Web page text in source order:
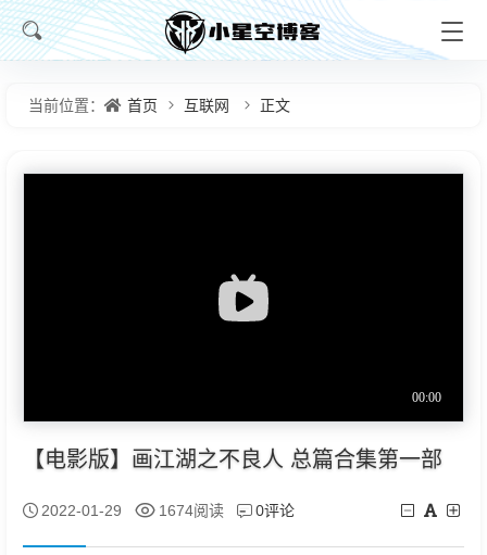
当前位置： 首页 互联网 正文
【电影版】画江湖之不良人 总篇合集第一部
2022-01-29 1674阅读 0评论